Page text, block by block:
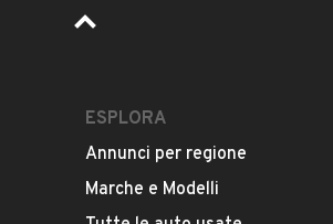
Pubblicità
ESPLORA
Annunci per regione
Marche e Modelli